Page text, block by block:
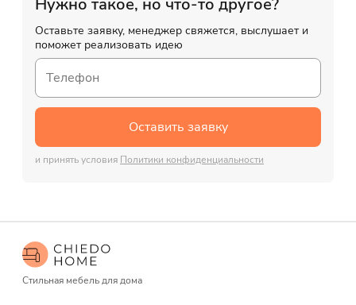
Нужно такое, но что-то другое?
Оставьте заявку, менеджер свяжется, выслушает и
поможет реализовать идею
Оставить заявку
и принять условия Политики конфиденциальности
Стильная мебель для дома